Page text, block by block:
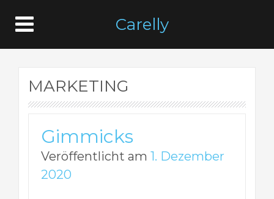
Carelly
MARKETING
Gimmicks
Veröffentlicht am 1. Dezember
2020